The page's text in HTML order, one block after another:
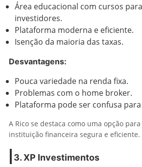
Área educacional com cursos
investidores.
Plataforma moderna e eficiente.
Isenção da maioria das taxas.
Desvantagens:
Pouca variedade na renda fixa.
Problemas com o home broker.
Plataforma pode ser confusa
A Rico se destaca como uma opção
instituição financeira segura e eficiente.
3. XP Investimentos